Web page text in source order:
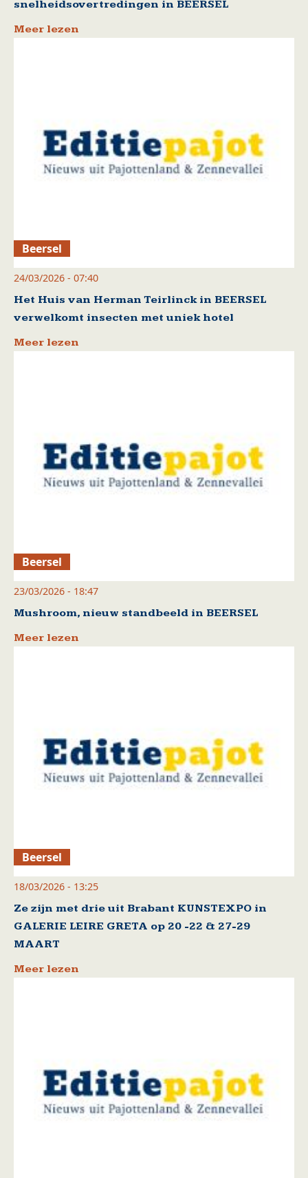
snelheidsovertredingen in BEERSEL
Meer lezen
Beersel
24/03/2026 - 07:40
Het Huis van Herman Teirlinck in BEERSEL
verwelkomt insecten met uniek hotel
Meer lezen
Beersel
23/03/2026 - 18:47
Mushroom, nieuw standbeeld in BEERSEL
Meer lezen
Beersel
18/03/2026 - 13:25
Ze zijn met drie uit Brabant KUNSTEXPO in
GALERIE LEIRE GRETA op 20 -22 & 27-29
MAART
Meer lezen